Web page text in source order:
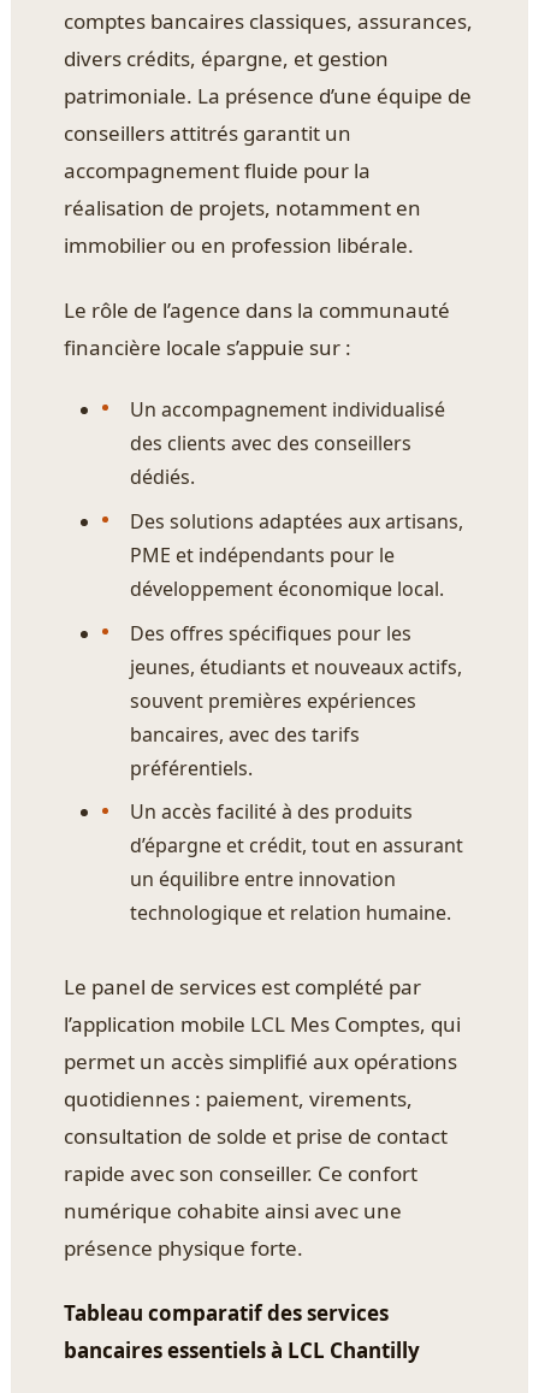
comptes bancaires classiques, assurances,
divers crédits, épargne, et gestion
patrimoniale. La présence d’une équipe de
conseillers attitrés garantit un
accompagnement fluide pour la
réalisation de projets, notamment en
immobilier ou en profession libérale.
Le rôle de l’agence dans la communauté
financière locale s’appuie sur :
Un accompagnement individualisé
des clients avec des conseillers
dédiés.
Des solutions adaptées aux artisans,
PME et indépendants pour le
développement économique local.
Des offres spécifiques pour les
jeunes, étudiants et nouveaux actifs,
souvent premières expériences
bancaires, avec des tarifs
préférentiels.
Un accès facilité à des produits
d’épargne et crédit, tout en assurant
un équilibre entre innovation
technologique et relation humaine.
Le panel de services est complété par
l’application mobile LCL Mes Comptes, qui
permet un accès simplifié aux opérations
quotidiennes : paiement, virements,
consultation de solde et prise de contact
rapide avec son conseiller. Ce confort
numérique cohabite ainsi avec une
présence physique forte.
Tableau comparatif des services
bancaires essentiels à LCL Chantilly